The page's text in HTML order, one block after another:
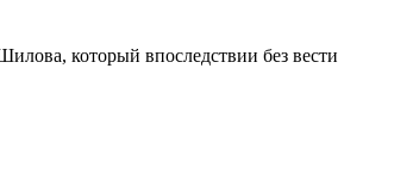
который впоследствии без вести